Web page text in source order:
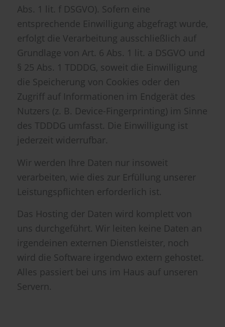
Abs. 1 lit. f DSGVO). Sofern eine
entsprechende Einwilligung abgefragt wurde,
erfolgt die Verarbeitung ausschließlich auf
Grundlage von Art. 6 Abs. 1 lit. a DSGVO und
§ 25 Abs. 1 TDDDG, soweit die Einwilligung
die Speicherung von Cookies oder den
Zugriff auf Informationen im Endgerät des
Nutzers (z. B. Device-Fingerprinting) im Sinne
des TDDDG umfasst. Die Einwilligung ist
jederzeit widerrufbar.
Wir werden Ihre Daten nur insoweit
verarbeiten, wie dies zur Erfüllung unserer
Leistungspflichten erforderlich ist.
Das Hosting der Daten wird komplett von
uns durchgeführt. Wir leiten keine Daten an
irgendeinen externen Dienstleister, noch
wird die Software irgendwo extern gehostet.
Alles passiert bei uns im Haus auf unseren
Servern.